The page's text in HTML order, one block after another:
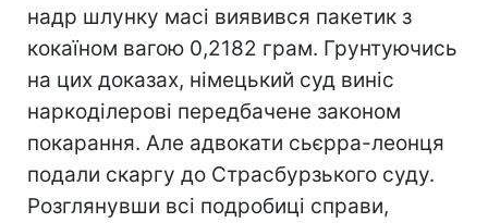
надр шлунку масі виявився пакетик з
кокаїном вагою 0,2182 грам. Грунтуючись
на цих доказах, німецький суд виніс
наркоділерові передбачене законом
покарання. Але адвокати сьєрра-леонця
подали скаргу до Страсбурзького суду.
Розглянувши всі подробиці справи,